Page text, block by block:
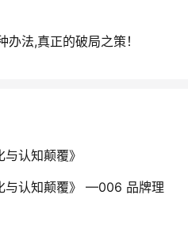
法,真正的破局之策！
认知颠覆》
覆》 —006 品牌理